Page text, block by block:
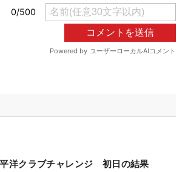
洋クラブチャレンジ 初日の結果